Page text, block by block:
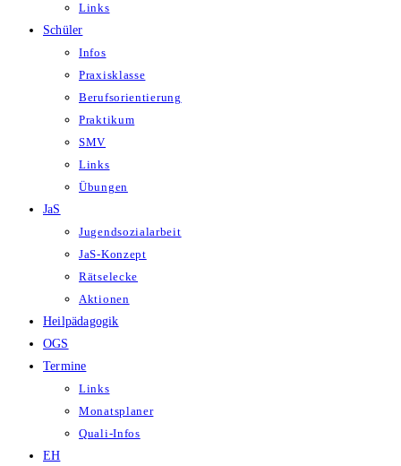
Links
Schüler
Infos
Praxisklasse
Berufsorientierung
Praktikum
SMV
Links
Übungen
JaS
Jugendsozialarbeit
JaS-Konzept
Rätselecke
Aktionen
Heilpädagogik
OGS
Termine
Links
Monatsplaner
Quali-Infos
EH